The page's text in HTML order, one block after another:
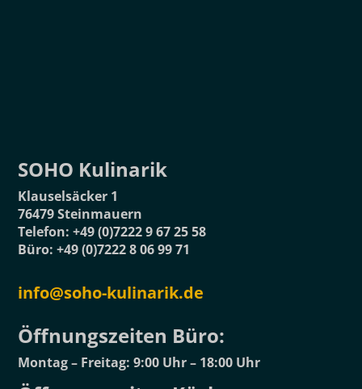
SOHO Kulinarik
Klauselsäcker 1
76479 Steinmauern
Telefon: +49 (0)7222 9 67 25 58
Büro: +49 (0)7222 8 06 99 71
info@soho-kulinarik.de
Öffnungszeiten Büro:⁣
Montag – Freitag: 9:00 Uhr – 18:00 Uhr